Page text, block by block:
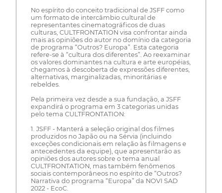
No espírito do conceito tradicional de JSFF como
um formato de intercâmbio cultural de
representantes cinematográficos de duas
culturas, CULTFRONTATION visa confrontar ainda
mais as opiniões do autor no domínio da categoria
de programa “Outros? Europa”. Esta categoria
refere-se à “cultura dos diferentes”. Ao reexaminar
os valores dominantes na cultura e arte européias,
chegamos à descoberta de expressões diferentes,
alternativas, marginalizadas, minoritárias e
rebeldes.
Pela primeira vez desde a sua fundação, a JSFF
expandirá o programa em 3 categorias unidas
pelo tema CULTFRONTATION:
1. JSFF - Manterá a seleção original dos filmes
produzidos no Japão ou na Sérvia (incluindo
exceções condicionais em relação às filmagens e
antecedentes da equipe), que apresentarão as
opiniões dos autores sobre o tema anual
CULTFRONTATION, mas também fenômenos
sociais contemporâneos no espírito de “Outros?
Narrativa do programa “Europa” da NOVI SAD
2022 - EcoC.